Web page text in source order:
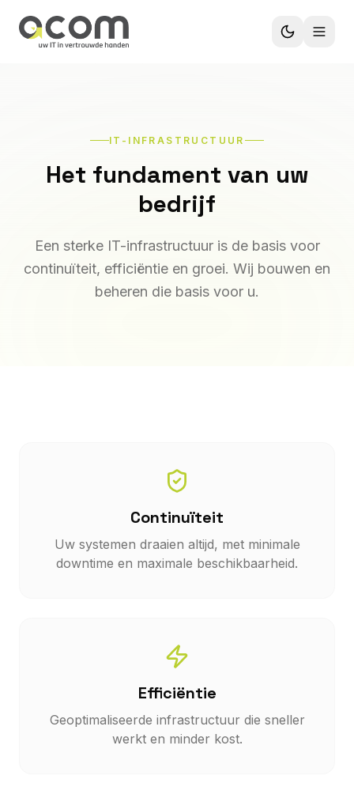
IT-INFRASTRUCTUUR
Het fundament van uw
bedrijf
Een sterke IT-infrastructuur is de basis voor
continuïteit, efficiëntie en groei. Wij bouwen en
beheren die basis voor u.
Continuïteit
Uw systemen draaien altijd, met minimale
downtime en maximale beschikbaarheid.
Efficiëntie
Geoptimaliseerde infrastructuur die sneller
werkt en minder kost.